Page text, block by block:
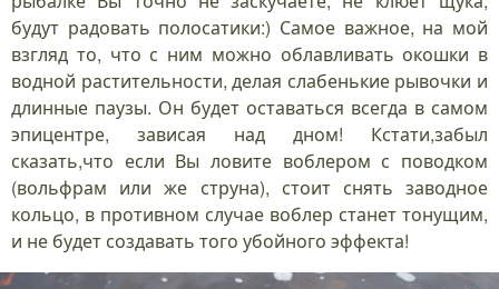
будут радовать полосатики:) Самое важное, на мой
взгляд то, что с ним можно облавливать окошки в
водной растительности, делая слабенькие рывочки и
длинные паузы. Он будет оставаться всегда в самом
эпицентре, зависая над дном! Кстати,забыл
сказать,что если Вы ловите воблером с поводком
(вольфрам или же струна), стоит снять заводное
кольцо, в противном случае воблер станет тонущим,
и не будет создавать того убойного эффекта!